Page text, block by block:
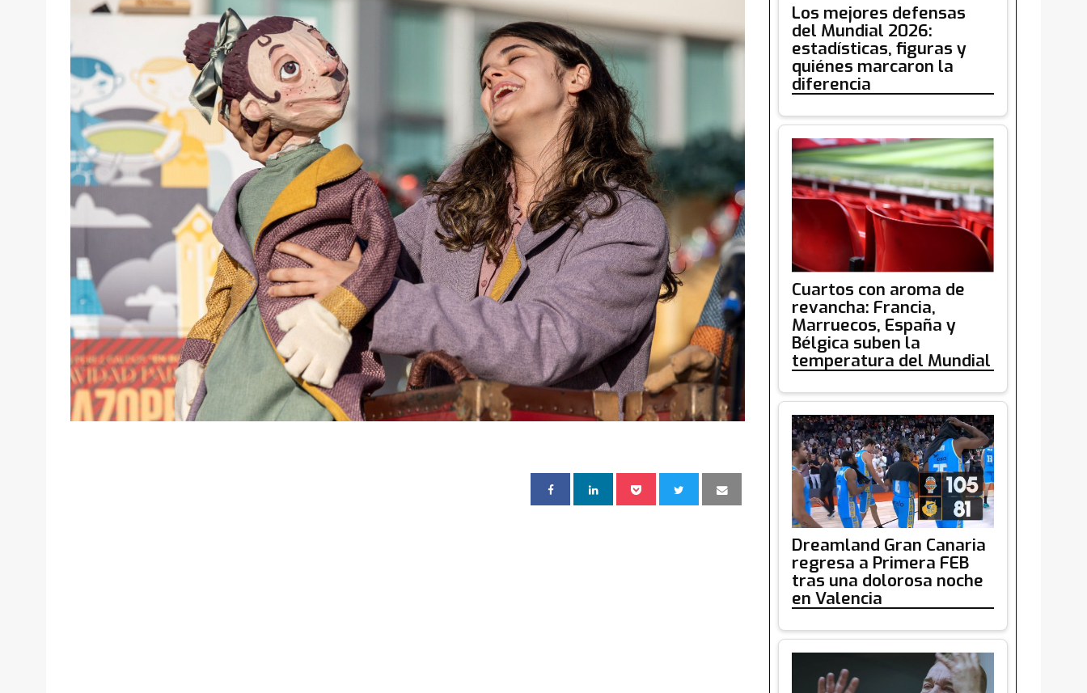
Los mejores defensas
del Mundial 2026:
estadísticas, figuras y
quiénes marcaron la
diferencia
Cuartos con aroma de
revancha: Francia,
Marruecos, España y
Bélgica suben la
temperatura del Mundial
Dreamland Gran Canaria
regresa a Primera FEB
tras una dolorosa noche
en Valencia